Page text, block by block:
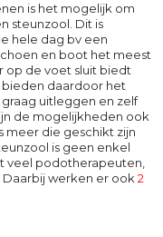
is het mogelijk om
steunzool. Dit is
hele dag bv een
en boot het meest
op de voet sluit biedt
daardoor het
uitleggen en zelf
de mogelijkheden ook
meer die geschikt zijn
is geen enkel
veel podotherapeuten,
werken er ook2